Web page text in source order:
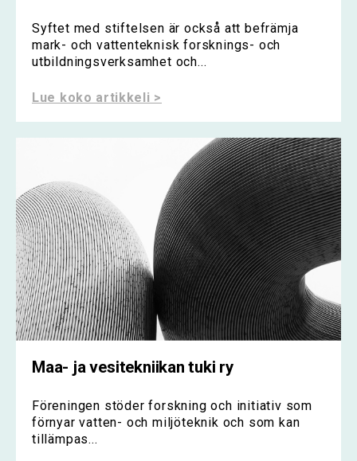
Syftet med stiftelsen är också att befrämja
mark- och vattenteknisk forsknings- och
utbildningsverksamhet och...
Lue koko artikkeli >
Maa- ja vesitekniikan tuki ry
Föreningen stöder forskning och initiativ som
förnyar vatten- och miljöteknik och som kan
tillämpas...